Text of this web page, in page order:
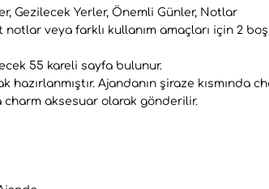
Gezilecek Yerler, Önemli Günler, Notlar
veya farklı kullanım amaçları için 2
55 kareli sayfa bulunur.
Ajandanın şiraze kısmında
aksesuar olarak gönderilir.